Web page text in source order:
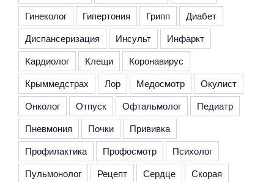
Гинеколог
Гипертония Грипп
Диабет
Диспансеризация
Инсульт
Инфаркт
Кардиолог
Клещи
Коронавирус
Крыммедстрах
Лор Медосмотр
Окулист
Онколог
Отпуск Офтальмолог
Педиатр
Пневмония
Почки
Прививка
Профилактика
Профосмотр
Психолог
Пульмонолог
Рецепт Сердце
Скорая